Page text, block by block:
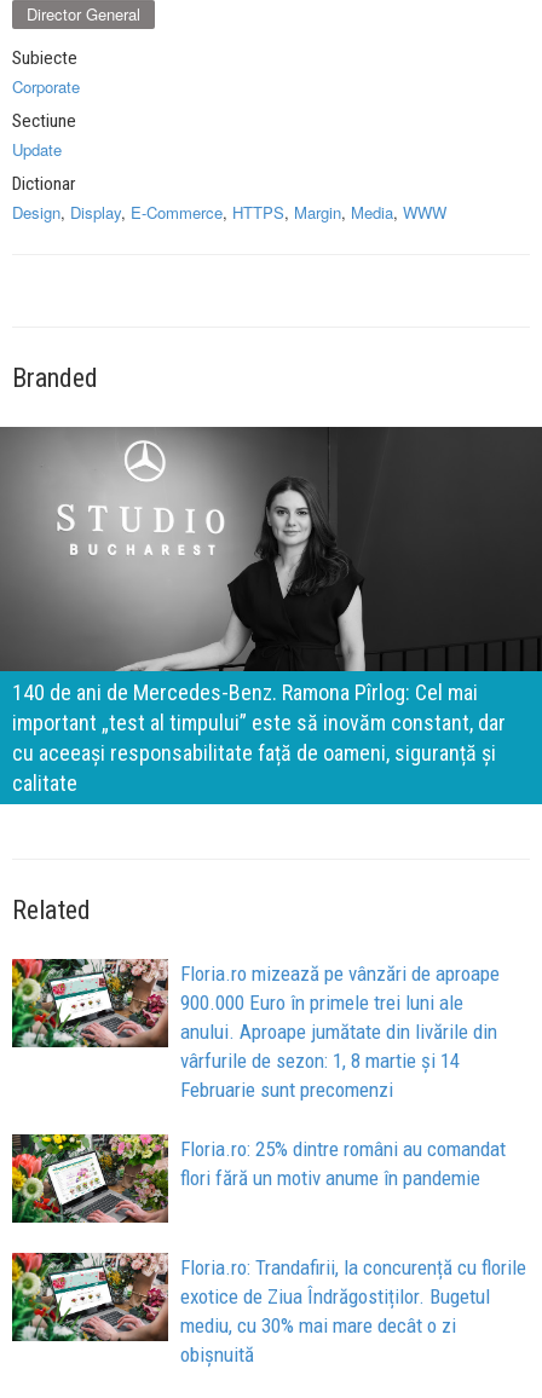
Director General
Subiecte
Corporate
Sectiune
Update
Dictionar
Design, Display, E-Commerce, HTTPS, Margin, Media, WWW
Branded
140 de ani de Mercedes-Benz. Ramona Pîrlog: Cel mai
important „test al timpului” este să inovăm constant, dar
cu aceeași responsabilitate față de oameni, siguranță și
calitate
Related
Floria.ro mizează pe vânzări de aproape
900.000 Euro în primele trei luni ale
anului. Aproape jumătate din livările din
vârfurile de sezon: 1, 8 martie și 14
Februarie sunt precomenzi
Floria.ro: 25% dintre români au comandat
flori fără un motiv anume în pandemie
Floria.ro: Trandafirii, la concurență cu florile
exotice de Ziua Îndrăgostiților. Bugetul
mediu, cu 30% mai mare decât o zi
obișnuită